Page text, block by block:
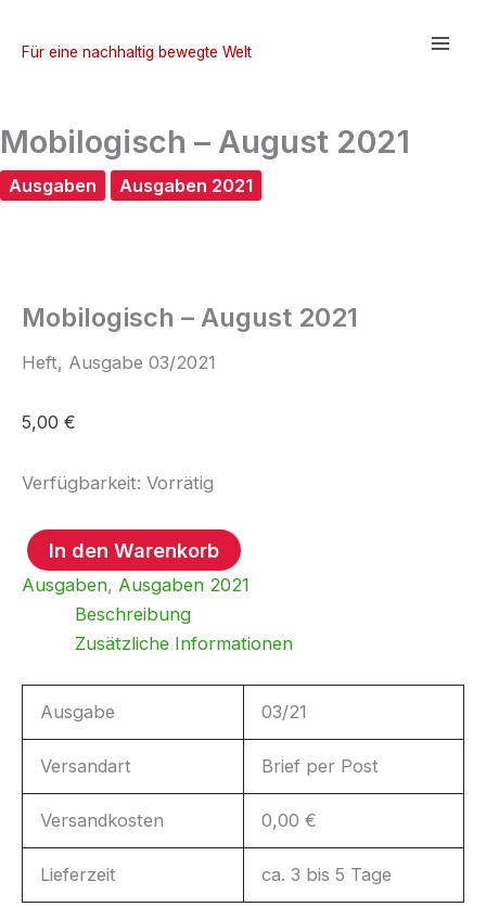
InhaltFür eine nachhaltig bewegte Welt
Mobilogisch – August 2021
Ausgaben Ausgaben 2021
Mobilogisch – August 2021
Heft, Ausgabe 03/2021
5,00 €
Verfügbarkeit: Vorrätig
Mobilogisch
-
In den Warenkorb
Ausgaben, Ausgaben 2021
Beschreibung
Zusätzliche Informationen
Ausgabe 03/21
Versandart Brief per Post
Versandkosten 0,00 €
Lieferzeit ca. 3 bis 5 Tage